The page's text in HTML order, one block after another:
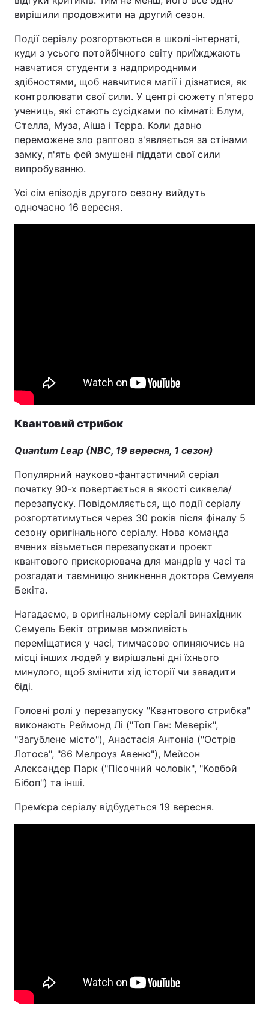
вирішили продовжити на другий сезон.
Події серіалу розгортаються в школі-інтернаті,
куди з усього потойбічного світу приїжджають
навчатися студенти з надприродними
здібностями, щоб навчитися магії і дізнатися, як
контролювати свої сили. У центрі сюжету п'ятеро
учениць, які стають сусідками по кімнаті: Блум,
Стелла, Муза, Аіша і Терра. Коли давно
переможене зло раптово з'являється за стінами
замку, п'ять фей змушені піддати свої сили
випробуванню.
Усі сім епізодів другого сезону вийдуть
одночасно 16 вересня.
Квантовий стрибок
Quantum Leap (NBC, 19 вересня, 1 сезон)
Популярний науково-фантастичний серіал
початку 90-х повертається в якості сиквела/
перезапуску. Повідомляється, що події серіалу
розгортатимуться через 30 років після фіналу 5
сезону оригінального серіалу. Нова команда
вчених візьметься перезапускати проект
квантового прискорювача для мандрів у часі та
розгадати таємницю зникнення доктора Семуеля
Бекіта.
Нагадаємо, в оригінальному серіалі винахідник
Семуель Бекіт отримав можливість
переміщатися у часі, тимчасово опиняючись на
місці інших людей у вирішальні дні їхнього
минулого, щоб змінити хід історії чи завадити
біді.
Головні ролі у перезапуску "Квантового стрибка"
виконають Реймонд Лі ("Топ Ган: Меверік",
"Загублене місто"), Анастасія Антоніа ("Острів
Лотоса", "86 Мелроуз Авеню"), Мейсон
Александер Парк ("Пісочний чоловік", "Ковбой
Бібоп") та інші.
Прем’єра серіалу відбудеться 19 вересня.